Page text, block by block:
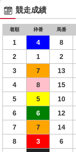
競走成績
着順 枠番 馬番
1 4 8
2
1 2
3
7 13
4
8 15
5
5 10
6
6 12
7
7 14
8
3 6